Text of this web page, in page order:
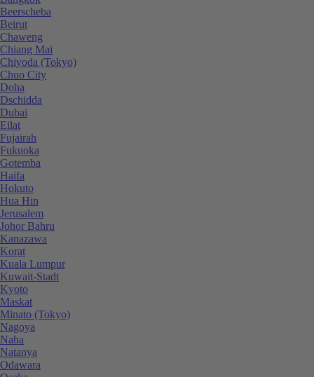
Beerscheba
Beirut
Chaweng
Chiang Mai
Chiyoda (Tokyo)
Chuo City
Doha
Dschidda
Dubai
Eilat
Fujairah
Fukuoka
Gotemba
Haifa
Hokuto
Hua Hin
Jerusalem
Johor Bahru
Kanazawa
Korat
Kuala Lumpur
Kuwait-Stadt
Kyoto
Maskat
Minato (Tokyo)
Nagoya
Naha
Natanya
Odawara